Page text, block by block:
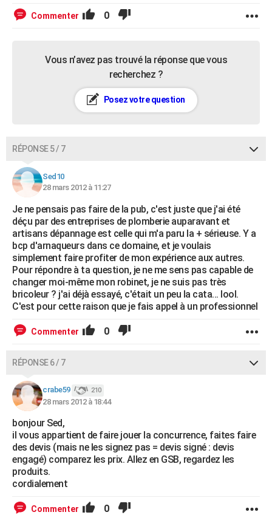
Commenter 0
Vous n’avez pas trouvé la réponse que vous
recherchez ?
Posez votre question
RÉPONSE 5 / 7
Sed10
28 mars 2012 à 11:27
Je ne pensais pas faire de la pub, c'est juste que j'ai été
déçu par des entreprises de plomberie auparavant et
artisans dépannage est celle qui m'a paru la + sérieuse. Y a
bcp d'arnaqueurs dans ce domaine, et je voulais
simplement faire profiter de mon expérience aux autres.
Pour répondre à ta question, je ne me sens pas capable de
changer moi-même mon robinet, je ne suis pas très
bricoleur ? j'ai déjà essayé, c'était un peu la cata... lool.
C'est pour cette raison que je fais appel à un professionnel
Commenter 0
RÉPONSE 6 / 7
crabe59 210
28 mars 2012 à 18:44
bonjour Sed,
il vous appartient de faire jouer la concurrence, faites faire
des devis (mais ne les signez pas = devis signé : devis
engagé) comparez les prix. Allez en GSB, regardez les
produits.
cordialement
Commenter 0